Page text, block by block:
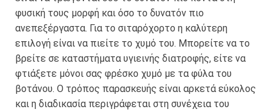
φυσική τους μορφή και όσο το δυνατόν πιο
ανεπεξέργαστα. Για το σιταρόχορτο η καλύτερη
επιλογή είναι να πιείτε το χυμό του. Μπορείτε να το
βρείτε σε καταστήματα υγιεινής διατροφής, είτε να
φτιάξετε μόνοι σας φρέσκο χυμό με τα φύλα του
βοτάνου. Ο τρόπος παρασκευής είναι αρκετά εύκολος
και η διαδικασία περιγράφεται στη συνέχεια του